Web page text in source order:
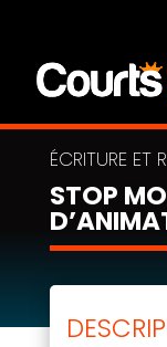
STOP